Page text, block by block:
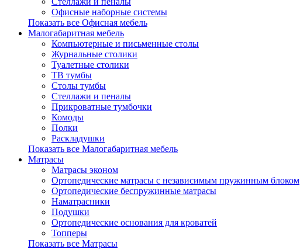
Офисные наборные системы
Показать все Офисная мебель
Малогабаритная мебель
Компьютерные и письменные столы
Журнальные столики
Туалетные столики
ТВ тумбы
Столы тумбы
Стеллажи и пеналы
Прикроватные тумбочки
Комоды
Полки
Раскладушки
Показать все Малогабаритная мебель
Матрасы
Матрасы эконом
Ортопедические матрасы с независимым пружинным блоком
Ортопедические беспружинные матрасы
Наматрасники
Подушки
Ортопедические основания для кроватей
Топперы
Показать все Матрасы